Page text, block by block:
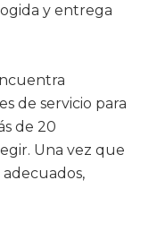
y entrega
de servicio para
de 20
Una vez que